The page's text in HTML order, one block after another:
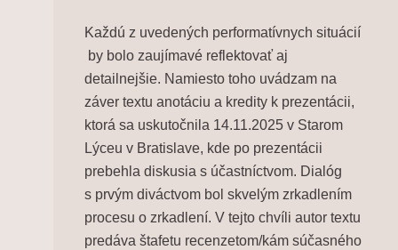
Každú z uvedených performatívnych situácií
by bolo zaujímavé reflektovať aj
detailnejšie. Namiesto toho uvádzam na
záver textu anotáciu a kredity k prezentácii,
ktorá sa uskutočnila 14.11.2025 v Starom
Lýceu v Bratislave, kde po prezentácii
prebehla diskusia s účastníctvom. Dialóg
s prvým diváctvom bol skvelým zrkadlením
procesu o zrkadlení. V tejto chvíli autor textu
predáva štafetu recenzetom/kám súčasného